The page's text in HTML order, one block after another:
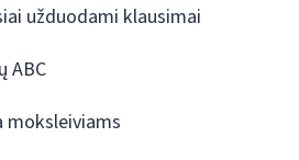
užduodami klausimai
ABC
moksleiviams